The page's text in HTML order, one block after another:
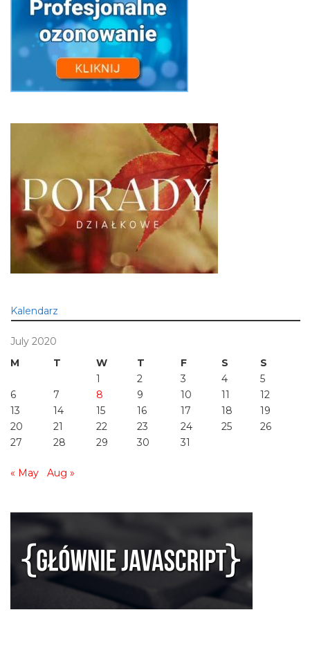
Kalendarz
July 2020
M
T W T F S
S
1
2 3 4
5
6
7 8 9 10 11
12
13
14 15 16 17 18
19
20
21 22 23 24 25
26
27
28 29 30 31
« May Aug »